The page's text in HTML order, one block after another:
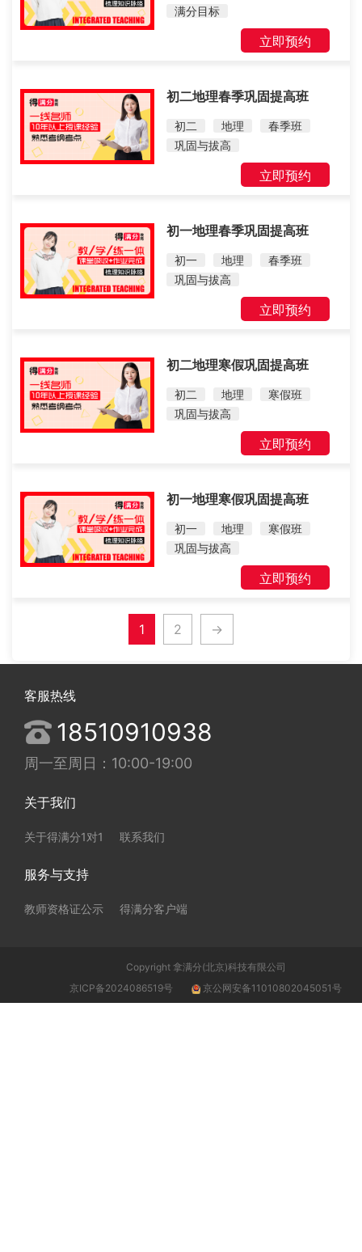
满分目标
立即预约
初二地理春季巩固提高班
初二 地理
春季班
巩固与拔高
立即预约
初一地理春季巩固提高班
初一 地理
春季班
巩固与拔高
立即预约
初二地理寒假巩固提高班
初二 地理
寒假班
巩固与拔高
立即预约
初一地理寒假巩固提高班
初一 地理
寒假班
巩固与拔高
立即预约
1 2 →
客服热线
18510910938
周一至周日：10:00-19:00
关于我们
关于得满分1对1 联系我们
服务与支持
教师资格证公示 得满分客户端
Copyright 拿满分(北京)科技有限公司
京ICP备2024086519号
京公网安备11010802045051号